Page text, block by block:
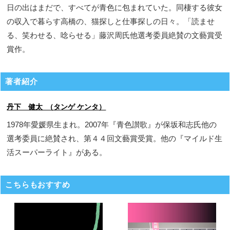
日の出はまだで、すべてが青色に包まれていた。同棲する彼女
の収入で暮らす高橋の、猫探しと仕事探しの日々。「読ませ
る、笑わせる、唸らせる」藤沢周氏他選考委員絶賛の文藝賞受
賞作。
著者紹介
丹下 健太 （タンゲ ケンタ）
1978年愛媛県生まれ。2007年『青色讃歌』が保坂和志氏他の
選考委員に絶賛され、第４４回文藝賞受賞。他の『マイルド生
活スーパーライト』がある。
こちらもおすすめ